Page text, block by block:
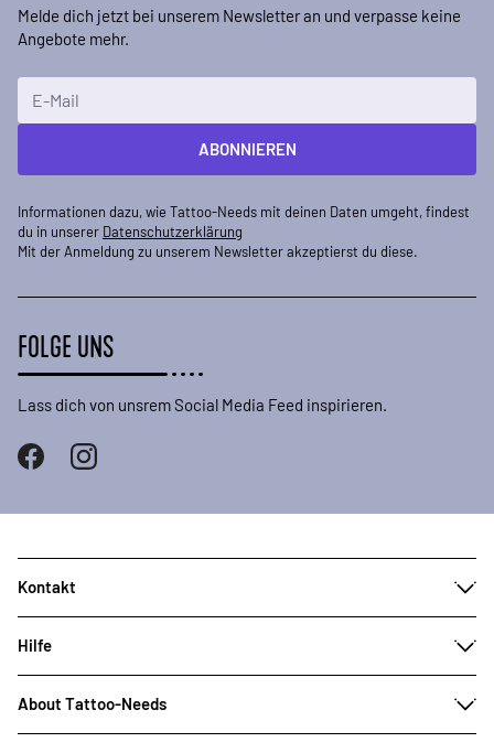
Melde dich jetzt bei unserem Newsletter an und verpasse keine
Angebote mehr.
ABONNIEREN
Informationen dazu, wie Tattoo-Needs mit deinen Daten umgeht, findest
du in unserer Datenschutzerklärung
Mit der Anmeldung zu unserem Newsletter akzeptierst du diese.
FOLGE UNS
Lass dich von unsrem Social Media Feed inspirieren.
Kontakt
Hilfe
About Tattoo-Needs